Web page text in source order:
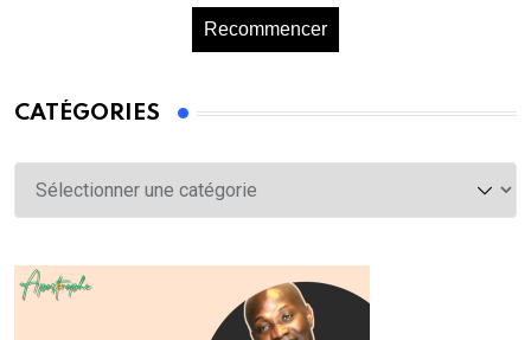
Recommencer
CATÉGORIES
Catégories